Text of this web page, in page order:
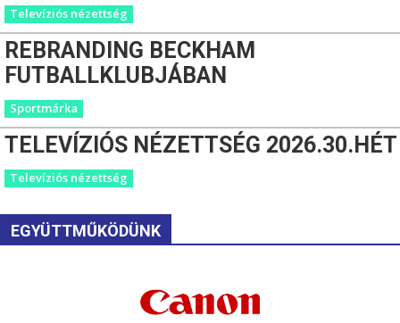
Televíziós nézettség
REBRANDING BECKHAM
FUTBALLKLUBJÁBAN
Sportmárka
TELEVÍZIÓS NÉZETTSÉG 2026.30.HÉT
Televíziós nézettség
EGYÜTTMŰKÖDÜNK